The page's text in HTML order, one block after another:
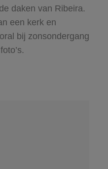
daken van Ribeira.
een kerk en
bij zonsondergang